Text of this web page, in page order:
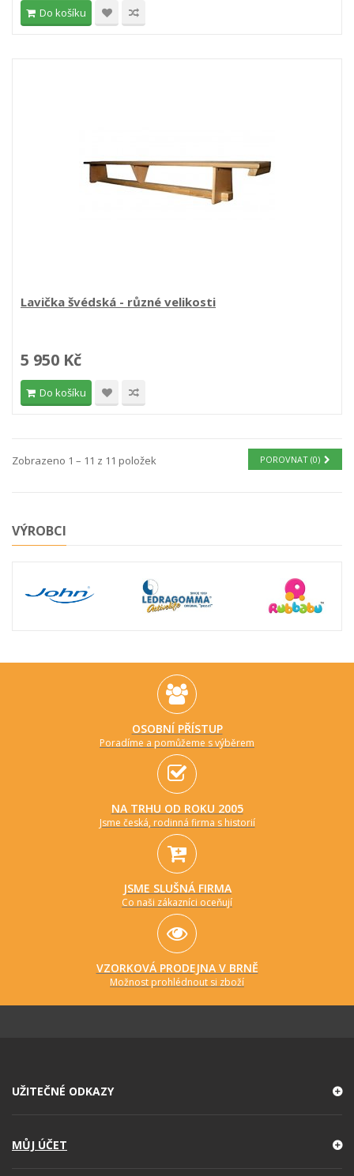
Do košíku
Lavička švédská - různé velikosti
5 950 Kč
Do košíku
POROVNAT (0)
Zobrazeno 1 – 11 z 11 položek
VÝROBCI
OSOBNÍ PŘÍSTUP
Poradíme a pomůžeme s výběrem
NA TRHU OD ROKU 2005
Jsme česká, rodinná firma s historií
JSME SLUŠNÁ FIRMA
Co naši zákazníci oceňují
VZORKOVÁ PRODEJNA V BRNĚ
Možnost prohlédnout si zboží
UŽITEČNÉ ODKAZY
MŮJ ÚČET